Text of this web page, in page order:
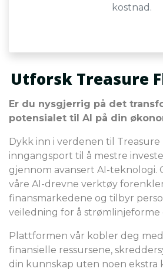
kostnad.
Utforsk Treasure
Er du nysgjerrig på det
potensialet til AI på din
Dykk inn i verdenen til Treasure
inngangsport til å mestre
gjennom avansert AI-teknologi.
våre AI-drevne verktøy
finansmarkedene og tilbyr
veiledning for å strømlinjeforme
Plattformen vår kobler deg
finansielle ressursene,
din kunnskap uten noen ekstra